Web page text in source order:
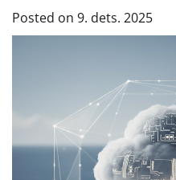
Posted on 9. dets. 2025